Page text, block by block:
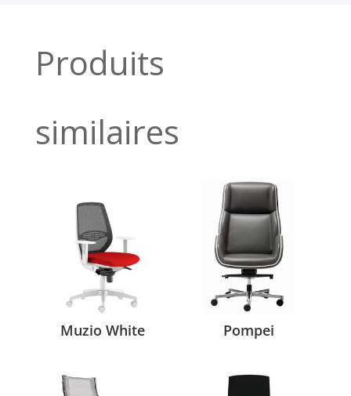
Produits
similaires
Muzio White Pompei